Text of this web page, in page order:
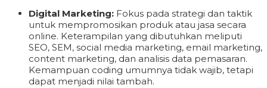
Digital Marketing: Fokus pada strategi dan taktik
untuk mempromosikan produk atau jasa secara
online. Keterampilan yang dibutuhkan meliputi
SEO, SEM, social media marketing, email marketing,
content marketing, dan analisis data pemasaran.
Kemampuan coding umumnya tidak wajib, tetapi
dapat menjadi nilai tambah.